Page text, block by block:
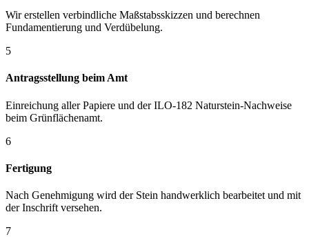
Wir erstellen verbindliche Maßstabsskizzen und berechnen
Fundamentierung und Verdübelung.
5
Antragsstellung beim Amt
Einreichung aller Papiere und der ILO-182 Naturstein-Nachweise
beim Grünflächenamt.
6
Fertigung
Nach Genehmigung wird der Stein handwerklich bearbeitet und mit
der Inschrift versehen.
7